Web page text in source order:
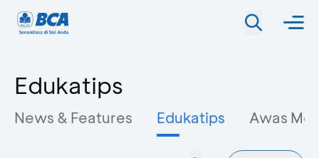
Edukatips
News & Features Edukatips Awas